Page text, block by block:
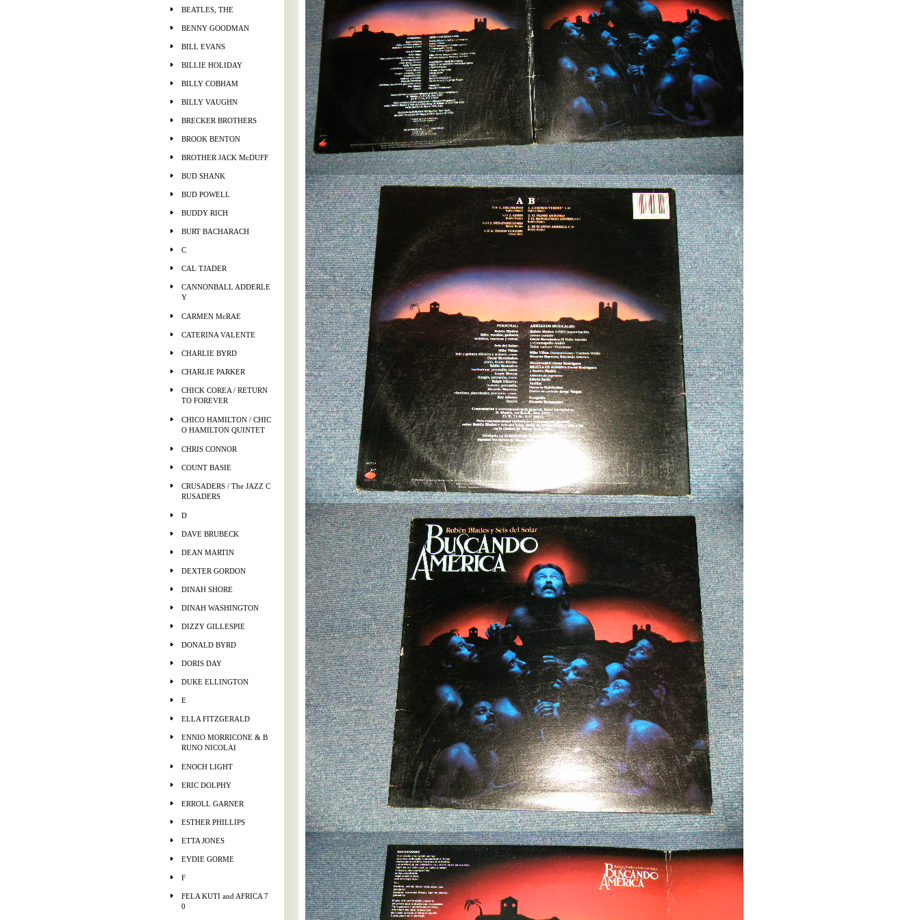
BEATLES, THE
BENNY GOODMAN
BILL EVANS
BILLIE HOLIDAY
BILLY COBHAM
BILLY VAUGHN
BRECKER BROTHERS
BROOK BENTON
BROTHER JACK McDUFF
BUD SHANK
BUD POWELL
BUDDY RICH
BURT BACHARACH
C
CAL TJADER
CANNONBALL ADDERLE
Y
CARMEN McRAE
CATERINA VALENTE
CHARLIE BYRD
CHARLIE PARKER
CHICK COREA / RETURN
TO FOREVER
CHICO HAMILTON / CHIC
O HAMILTON QUINTET
CHRIS CONNOR
COUNT BASIE
CRUSADERS / The JAZZ C
RUSADERS
D
DAVE BRUBECK
DEAN MARTIN
DEXTER GORDON
DINAH SHORE
DINAH WASHINGTON
DIZZY GILLESPIE
DONALD BYRD
DORIS DAY
DUKE ELLINGTON
E
ELLA FITZGERALD
ENNIO MORRICONE & B
RUNO NICOLAI
ENOCH LIGHT
ERIC DOLPHY
ERROLL GARNER
ESTHER PHILLIPS
ETTA JONES
EYDIE GORME
F
FELA KUTI and AFRICA 7
0